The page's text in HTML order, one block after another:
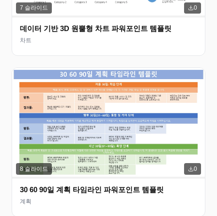
7 슬라이드 0
데이터 기반 3D 원뿔형 차트 파워포인트 템플릿
차트
8 슬라이드 0
30 60 90일 계획 타임라인 파워포인트 템플릿
계획